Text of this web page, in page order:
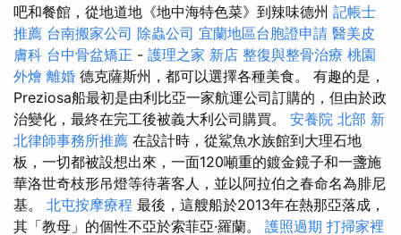
吧和餐館，從地道地《地中海特色菜》到辣味德州 記帳士
推薦 台南搬家公司 除蟲公司 宜蘭地區台胞證申請 醫美皮
膚科 台中骨盆矯正 - 護理之家 新店 整復與整骨治療 桃園
外燴 離婚 德克薩斯州，都可以選擇各種美食。 有趣的是，
Preziosa船最初是由利比亞一家航運公司訂購的，但由於政
治變化，最終在完工後被義大利公司購買。 安養院 北部 新
北律師事務所推薦 在設計時，從鯊魚水族館到大理石地
板，一切都被設想出來，一面120噸重的鍍金鏡子和一盞施
華洛世奇枝形吊燈等待著客人，並以阿拉伯之春命名為腓尼
基。 北屯按摩療程 最後，這艘船於2013年在熱那亞落成，
其「教母」的個性不亞於索菲亞·羅蘭。 護照過期 打掃家裡